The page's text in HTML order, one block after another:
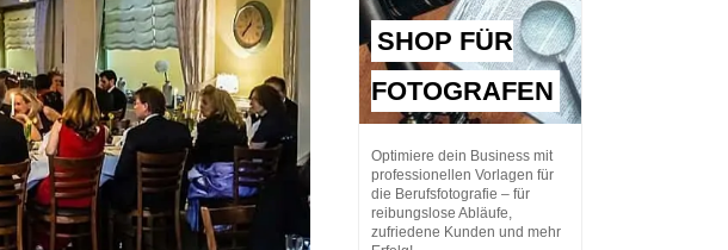
SHOP FÜR
FOTOGRAFEN
Optimiere dein Business mit
professionellen Vorlagen für
die Berufsfotografie – für
reibungslose Abläufe,
zufriedene Kunden und mehr